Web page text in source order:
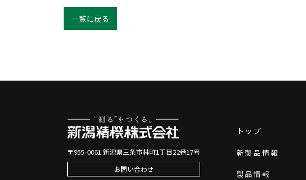
一覧に戻る
〒955-0061 新潟県三条市林町1丁目22番17号
お問い合わせ
トップ
新製品情報
製品情報